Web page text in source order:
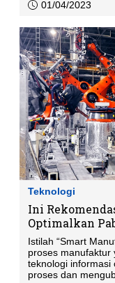
01/04/2023
Teknologi
Ini
Optimalkan
Industry 4.0
Istilah “Smart
proses manufaktur
teknologi informasi
proses dan